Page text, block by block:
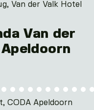
Van der Valk Hotel
Van der
CODA Apeldoorn